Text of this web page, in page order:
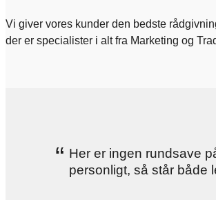
Vi giver vores kunder den bedste
der er specialister i alt fra Marketing og
“ Her er ingen rundsave
personligt, så står både